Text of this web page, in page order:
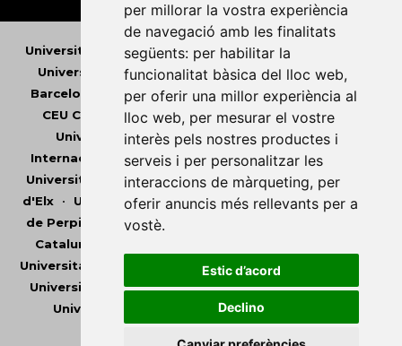
per millorar la vostra experiència
de navegació amb les finalitats
següents: per habilitar la
funcionalitat bàsica del lloc web,
per oferir una millor experiència al
lloc web, per mesurar el vostre
interès pels nostres productes i
serveis i per personalitzar les
interaccions de màrqueting, per
oferir anuncis més rellevants per a
vostè.
Estic d’acord
Declino
Universitat Abat Oliba CEU•Universitat d'Alacant
Universitat d'Andorra•Universitat Autònoma de
Barcelona
Universitat de Barcelona•Universitat
CEU Cardenal Herrera
•Universitat de Girona
Universitat de les Illes Balears•Universitat
Internacional de Catalunya •Universitat Jaume I
Universitat de Lleida•Universitat Miguel Hernández
d'Elx• Universitat Oberta de Catalunya•Universitat
de Perpinyà Via Domitia
Catalunya
Universitat Pompeu Fabra
•Universitat Ramon Llull
Universitat Rovira i Virgili•Universitat de Sàsser•
Universitat de València
•Universitat de Vic -